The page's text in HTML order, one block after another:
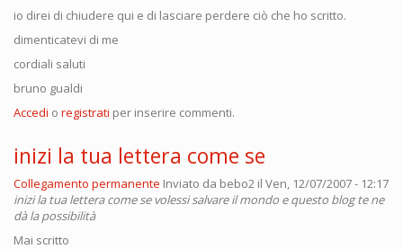
io direi di chiudere qui e di lasciare perdere ciò che ho scritto.
dimenticatevi di me
cordiali saluti
bruno gualdi
Accedi o registrati per inserire commenti.
inizi la tua lettera come se
Collegamento permanente Inviato da bebo2 il Ven, 12/07/2007 - 12:17
inizi la tua lettera come se volessi salvare il mondo e questo blog te ne
dà la possibilità
Mai scritto